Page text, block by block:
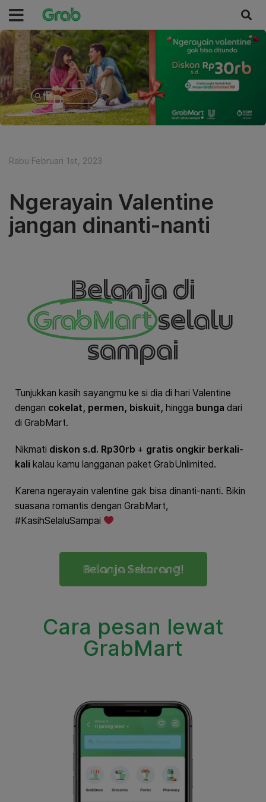
Rabu Februari 1st, 2023
Ngerayain Valentine
jangan dinanti-nanti
Belanja di
GrabMartselalu
sampai
Tunjukkan kasih sayangmu ke si dia di hari Valentine
dengan cokelat, permen, biskuit, hingga bunga dari
di GrabMart.
Nikmati diskon s.d. Rp30rb + gratis ongkir berkali-
kali kalau kamu langganan paket GrabUnlimited.
Karena ngerayain valentine gak bisa dinanti-nanti. Bikin
suasana romantis dengan GrabMart,
#KasihSelaluSampai
Belanja Sekarang!
Cara pesan lewat
GrabMart